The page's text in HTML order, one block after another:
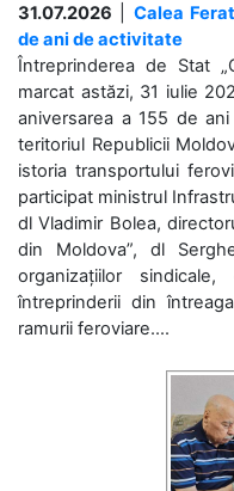
31.07.2026
Calea
de ani de activitate
Întreprinderea de Stat
marcat astăzi, 31 iulie
aniversarea a 155 de
teritoriul Republicii
istoria transportului
participat ministrul
dl Vladimir Bolea,
din Moldova”, dl
organizațiilor
întreprinderii din
ramurii feroviare....